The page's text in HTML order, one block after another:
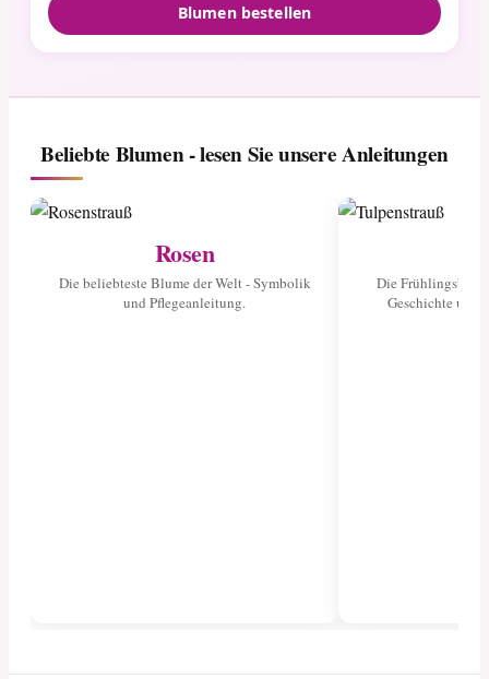
Blumen bestellen
Beliebte Blumen - lesen Sie unsere Anleitungen
Rosen
Die beliebteste Blume der Welt - Symbolik
und Pflegeanleitung.
Die
Geschichte und